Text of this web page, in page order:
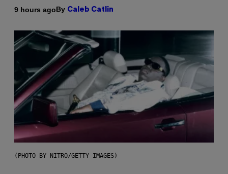
9 hours agoBy Caleb Catlin
(PHOTO BY NITRO/GETTY IMAGES)